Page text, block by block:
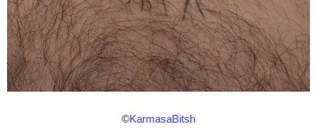
©KarmasaBitsh